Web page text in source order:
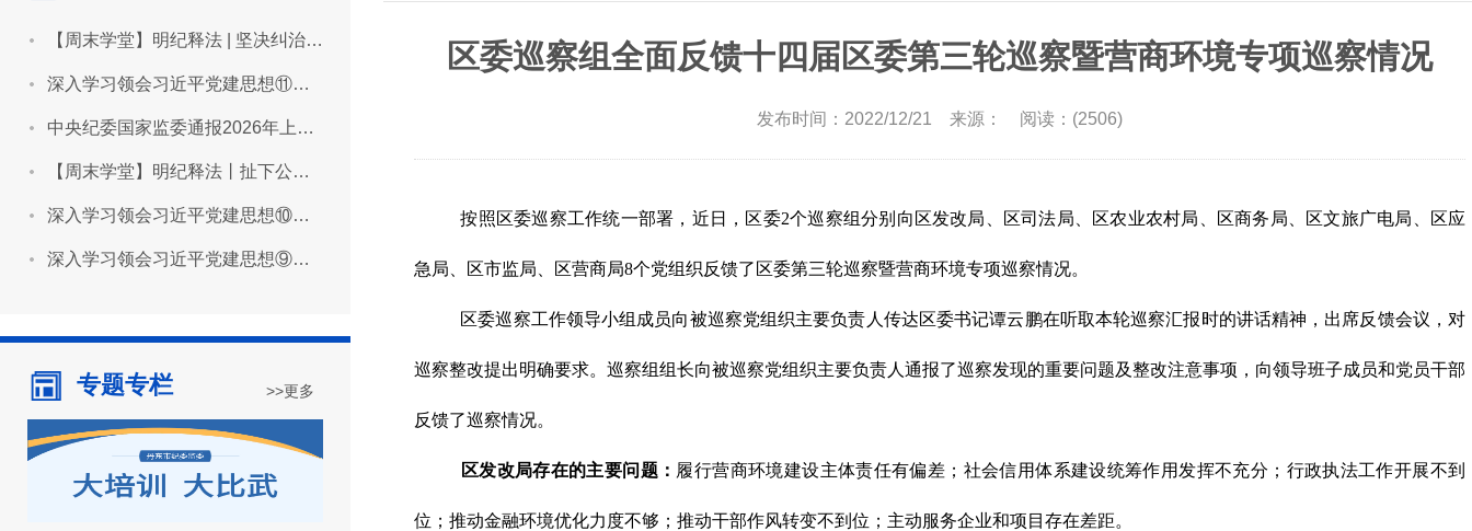
【周末学堂】明纪释法 | 坚决纠治“形象工程”“政绩工程”
深入学习领会习近平党建思想⑪坚持用严明的纪律管全党治全党
中央纪委国家监委通报2026年上半年全国纪检监察机关监督检查审查调查情况
【周末学堂】明纪释法丨扯下公款旅游的“隐身衣”
深入学习领会习近平党建思想⑩坚持推进作风建设常态化长效化
深入学习领会习近平党建思想⑨坚持建设堪当民族复兴重任的高素质干部队伍
专题专栏 >>更多
区委巡察组全面反馈十四届区委第三轮巡察暨营商环境专项巡察情况
发布时间：2022/12/21 来源： 阅读：(2506)
按照区委巡察工作统一部署，近日，区委2个巡察组分别向区发改局、区司法局、区农业农村局、区商务局、区文旅广电局、区应
急局、区市监局、区营商局8个党组织反馈了区委第三轮巡察暨营商环境专项巡察情况。
区委巡察工作领导小组成员向被巡察党组织主要负责人传达区委书记谭云鹏在听取本轮巡察汇报时的讲话精神，出席反馈会议，对
巡察整改提出明确要求。巡察组组长向被巡察党组织主要负责人通报了巡察发现的重要问题及整改注意事项，向领导班子成员和党员干部
反馈了巡察情况。
区发改局存在的主要问题 ： 履行营商环境建设主体责任有偏差；社会信用体系建设统筹作用发挥不充分；行政执法工作开展不到
位；推动金融环境优化力度不够；推动干部作风转变不到位；主动服务企业和项目存在差距。